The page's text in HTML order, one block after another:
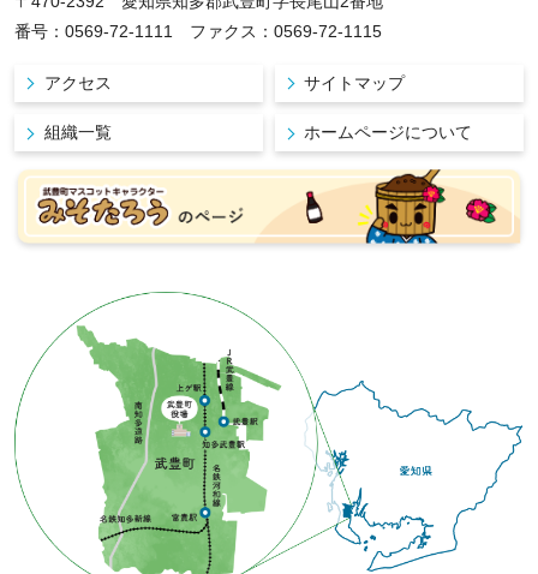
番号：0569-72-1111 ファクス：0569-72-1115
アクセス サイトマップ
組織一覧 ホームページについて